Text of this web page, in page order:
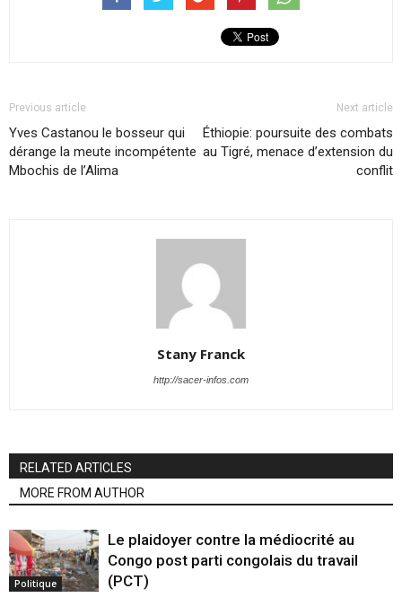
Previous article
Yves Castanou le bosseur qui
dérange la meute incompétente
Mbochis de l’Alima
Next article
Éthiopie: poursuite des combats
au Tigré, menace d’extension du
conflit
Stany Franck
http://sacer-infos.com
RELATED ARTICLES
MORE FROM AUTHOR
Politique
Le plaidoyer contre la médiocrité au
Congo post parti congolais du travail
(PCT)